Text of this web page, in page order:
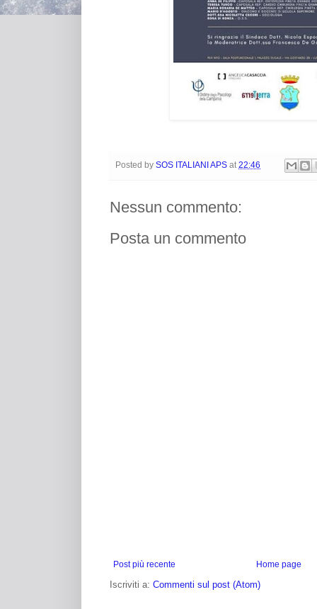
Posted by SOS ITALIANI APS at 22:46
Nessun commento:
Posta un commento
Post più recente Home page
Iscriviti a: Commenti sul post (Atom)